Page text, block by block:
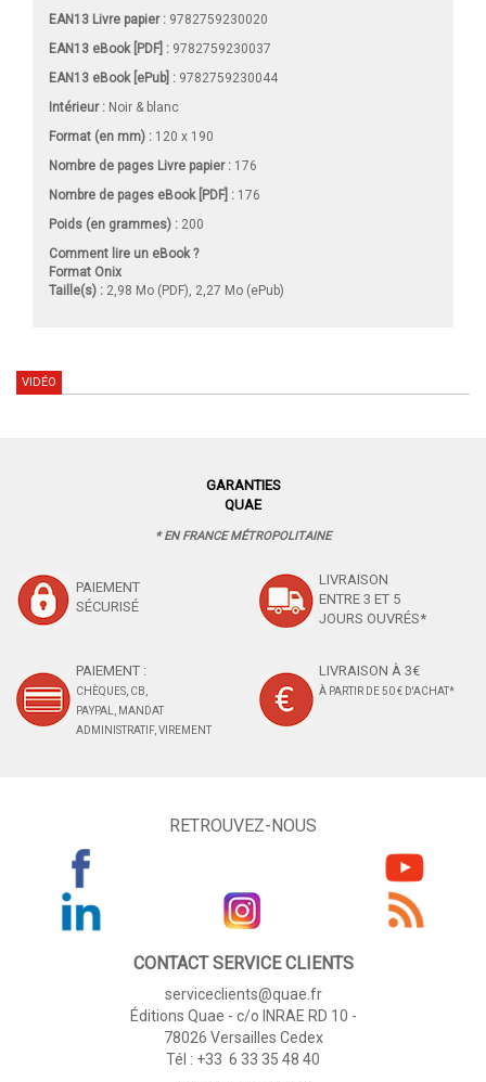
EAN13 Livre papier : 9782759230020
EAN13 eBook [PDF] : 9782759230037
EAN13 eBook [ePub] : 9782759230044
Intérieur : Noir & blanc
Format (en mm) : 120 x 190
Nombre de pages Livre papier: 176
Nombre de pages eBook [PDF] : 176
Poids (en grammes) : 200
Comment lire un eBook ?
Format Onix
Taille(s) : 2,98 Mo (PDF), 2,27 Mo (ePub)
VIDÉO
GARANTIES
QUAE
* EN FRANCE MÉTROPOLITAINE
PAIEMENT
SÉCURISÉ
LIVRAISON
ENTRE 3 ET 5
JOURS OUVRÉS*
PAIEMENT :
CHÈQUES, CB,
PAYPAL, MANDAT
ADMINISTRATIF, VIREMENT
LIVRAISON À 3€
À PARTIR DE 50 € D'ACHAT*
RETROUVEZ-NOUS
CONTACT SERVICE CLIENTS
serviceclients@quae.fr
Éditions Quae - c/o INRAE RD 10 -
78026 Versailles Cedex
Tél : +33 6 33 35 48 40